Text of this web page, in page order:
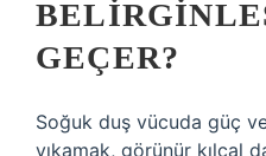
GEÇER?
Soğuk duş vücuda güç
yıkamak, görünür kılcal